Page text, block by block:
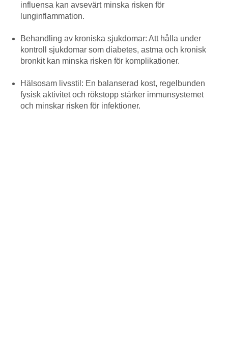
influensa kan avsevärt minska risken för
lunginflammation.
Behandling av kroniska sjukdomar: Att hålla under
kontroll sjukdomar som diabetes, astma och kronisk
bronkit kan minska risken för komplikationer.
Hälsosam livsstil: En balanserad kost, regelbunden
fysisk aktivitet och rökstopp stärker immunsystemet
och minskar risken för infektioner.